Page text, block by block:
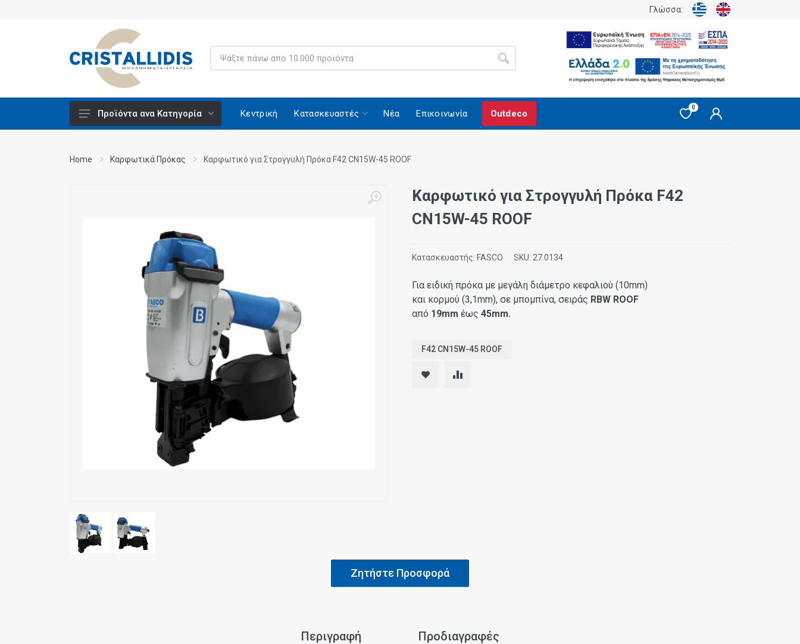
Γλώσσα:
Ειδικά Υλικά CRISCO
Εξαρτήματα - Υλικά Εργαλείων
Επαλειπτικά Κόλλας
Επιδιόρθωση Ξύλου
Εργαλεία Ηλεκτρικά
Εργαλεία Μπαταρίας
Μηχανές Ταπετσαρίας
Συστήματα Τριβής
Προϊόντα ανα Κατηγορία Κεντρική Κατασκευαστές Νέα Επικοινωνία Outdeco
0
Home Καρφωτικά Πρόκας Καρφωτικό για Στρογγυλή Πρόκα F42 CN15W-45 ROOF
Καρφωτικό για Στρογγυλή Πρόκα F42
CN15W-45 ROOF
Κατασκευαστής: FASCO SKU: 27.0134
Για ειδική πρόκα με μεγάλη διάμετρο κεφαλιού (10mm)
και κορμού (3,1mm), σε μπομπίνα, σειράς RBW ROOF
από 19mm έως 45mm.
F42 CN15W-45 ROOF
Ζητήστε Προσφορά
Περιγραφή Προδιαγραφές